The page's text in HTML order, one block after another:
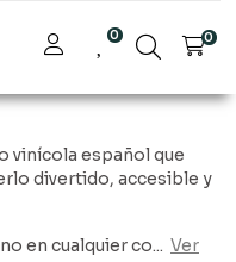
0 0
vinícola español que
divertido, accesible y
en cualquier co... Ver